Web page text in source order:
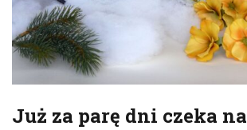
Już za parę dni czeka